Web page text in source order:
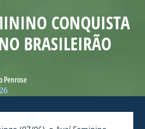
CONQUISTA
BRASILEIRÃO
Penrose